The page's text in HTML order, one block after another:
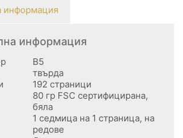
информация
информация
B5
твърда
192 страници
80 гр FSC сертифицирана,
бяла
1 седмица на 1 страница, на
редове